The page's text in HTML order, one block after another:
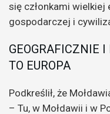
się członkami
gospodarczej i
GEOGRAFICZNIE
TO EUROPA
Podkreślił, że
– Tu, w Mołdawii i w